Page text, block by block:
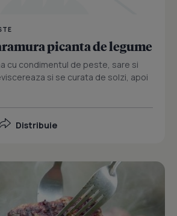
picanta de legume
cu condimentul de peste, sare si
si se curata de solzi, apoi
Distribuie